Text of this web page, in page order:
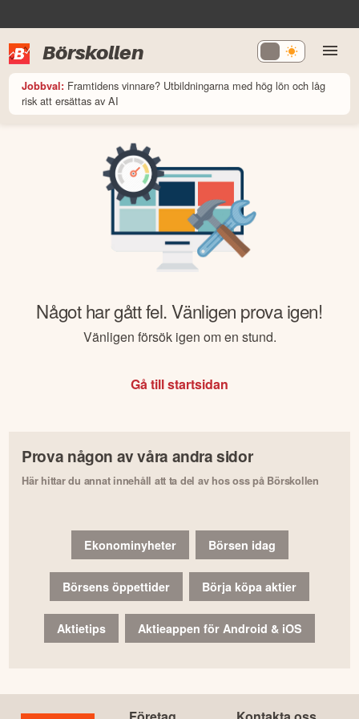
Börskollen
Jobbval: Framtidens vinnare? Utbildningarna med hög lön och låg
risk att ersättas av AI
Något har gått fel. Vänligen prova igen!
Vänligen försök igen om en stund.
Gå till startsidan
Prova någon av våra andra sidor
Här hittar du annat innehåll att ta del av hos oss på Börskollen
Ekonominyheter Börsen idag
Börsens öppettider Börja köpa aktier
Aktietips Aktieappen för Android & iOS